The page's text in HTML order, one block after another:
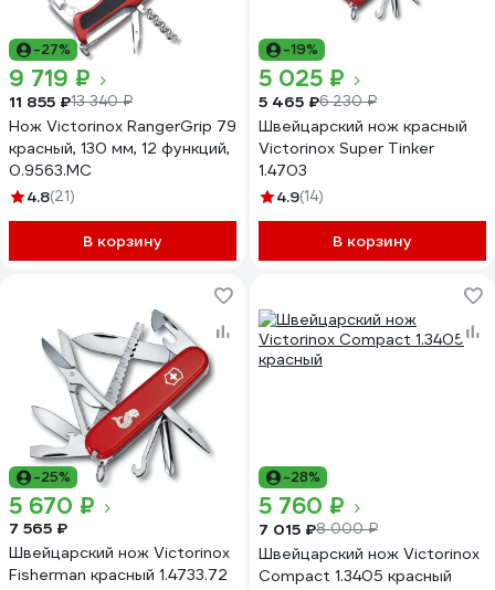
-27%
9 719 ₽
11 855 ₽13 340 ₽
Нож Victorinox RangerGrip 79
красный, 130 мм, 12 функций,
0.9563.MC
4.8(21)
В корзину
-19%
5 025 ₽
5 465 ₽6 230 ₽
Швейцарский нож красный
Victorinox Super Tinker
1.4703
4.9(14)
В корзину
-25%
5 670 ₽
7 565 ₽
Швейцарский нож Victorinox
Fisherman красный 1.4733.72
-28%
5 760 ₽
7 015 ₽8 000 ₽
Швейцарский нож Victorinox
Compact 1.3405 красный